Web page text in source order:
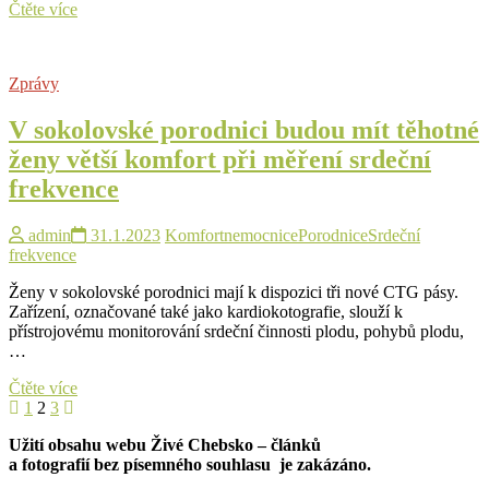
Čtěte vícePrvním
Zprávy
V sokolovské porodnici budou mít těhotné
ženy větší komfort při měření srdeční
frekvence
admin 31.1.2023 KomfortnemocnicePorodniceSrdeční
frekvence
Ženy v sokolovské porodnici mají k dispozici tři nové CTG pásy.
Zařízení, označované také jako kardiokotografie, slouží k
přístrojovému monitorování srdeční činnosti plodu, pohybů plodu,
…
Čtěte víceV
budou
mít
Stránkování
příspěvků
Previous
Page
1 Page
2 Page
3
Užití obsahu webu Živé Chebsko – článků
a fotografií bez písemného souhlasu je zakázáno.